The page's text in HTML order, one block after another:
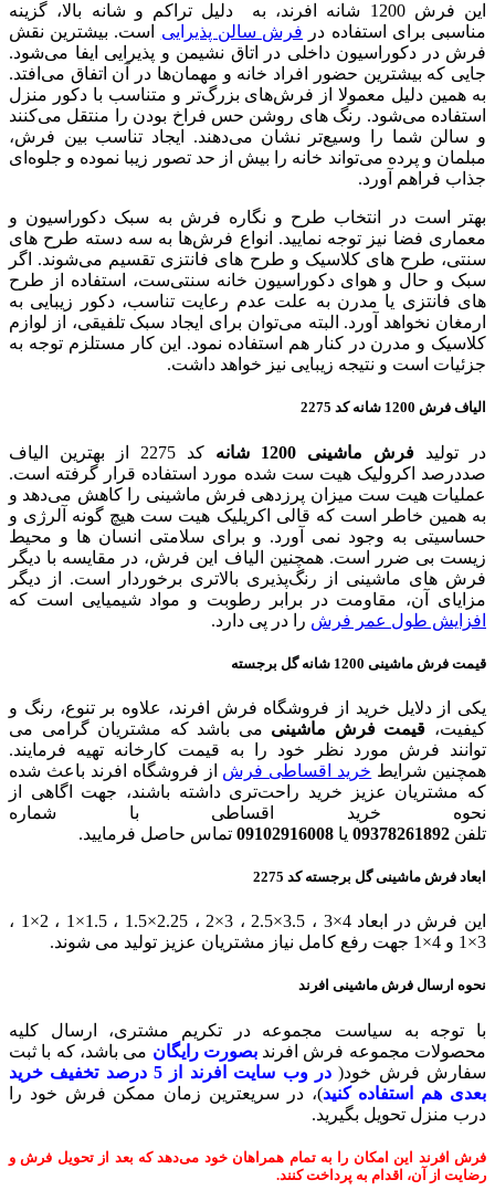
این فرش 1200 شانه افرند، به دلیل تراکم و شانه بالا، گزینه
مناسبی برای استفاده در فرش سالن پذیرایی است. بیشترین نقش
فرش در دکوراسیون داخلی در اتاق نشیمن و پذیرایی ایفا می‌شود.
جایی که بیشترین حضور افراد خانه و مهمان‌ها در آن اتفاق می‌افتد.
به همین دلیل معمولا از فرش‌های بزرگ‌تر و متناسب با دکور منزل
استفاده می‌شود. رنگ های روشن حس فراخ بودن را منتقل می‌کنند
و سالن شما را وسیع‌تر نشان می‌دهند. ایجاد تناسب بین فرش،
مبلمان و پرده می‌تواند خانه را بیش از حد تصور زیبا نموده و جلوه‌ای
جذاب فراهم آورد.
بهتر است در انتخاب طرح و نگاره فرش به سبک دکوراسیون و
معماری فضا نيز توجه نمایید. انواع فرش‌ها به سه دسته طرح های
سنتی، طرح های کلاسیک و طرح های فانتزی تقسیم می‌شوند. اگر
سبک و حال و هوای دکوراسیون خانه سنتی‌ست، استفاده از طرح
های فانتزی یا مدرن به علت عدم رعایت تناسب، دکور زیبایی به
ارمغان نخواهد آورد. البته می‌توان برای ایجاد سبک تلفیقی، از لوازم
کلاسیک و مدرن در کنار هم استفاده نمود. این کار مستلزم توجه به
جزئیات است و نتیجه زیبایی نیز خواهد داشت.
الیاف فرش 1200 شانه کد 2275
در تولید فرش ماشینی 1200 شانه
کد 2275 از بهترین الیاف
صددرصد اکرولیک هیت ست شده مورد استفاده قرار گرفته است.
عملیات هیت ست میزان پرزدهی فرش ماشینی را کاهش می‌دهد و
به همین خاطر است که قالی اکریلیک هیت ست هیچ گونه آلرژی و
حساسیتی به وجود نمی آورد. و برای سلامتی انسان ها و محیط
زیست بی ضرر است. همچنین الیاف این فرش، در مقایسه با دیگر
فرش های ماشینی از رنگ‌پذیری بالاتری برخوردار است. از دیگر
مزایای آن، مقاومت در برابر رطوبت و مواد شیمیایی است كه
افزایش طول عمر فرش را در پی دارد.
قیمت فرش ماشینی 1200 شانه گل برجسته
یکی از دلایل خرید از فروشگاه فرش افرند، علاوه بر تنوع، رنگ و
کیفیت، قیمت فرش ماشینی می باشد که مشتریان گرامی می
توانند فرش مورد نظر خود را به قیمت کارخانه تهیه فرمایند.
همچنین شرایط خرید اقساطی فرش از فروشگاه افرند باعث شده
که مشتریان عزیز خرید راحت‌تری داشته باشند، جهت اگاهی از
نحوه خرید اقساطی با شماره
تلفن 09378261892 یا 09102916008 تماس حاصل فرمایید.
ابعاد فرش ماشینی گل برجسته کد 2275
این فرش در ابعاد 4×3 ، 3.5×2.5 ، 3×2 ، 2.25×1.5 ، 1.5×1 ، 2×1 ،
3×1 و 4×1 جهت رفع کامل نیاز مشتریان عزیز تولید می شوند.
نحوه ارسال فرش ماشینی افرند
با توجه به سیاست مجموعه در تکریم مشتری، ارسال کلیه
محصولات مجموعه فرش افرندبصورت رایگان می باشد، که با ثبت
سفارش فرش خود(در وب سایت افرند
از 5 درصد تخفیف خرید
بعدی هم استفاده کنید)، در سریعترین زمان ممکن فرش خود را
درب منزل تحویل بگیرید.
فرش افرند این امکان را به تمام همراهان خود می‌دهد که بعد از تحویل فرش و
رضایت از آن، اقدام به پرداخت کنند.